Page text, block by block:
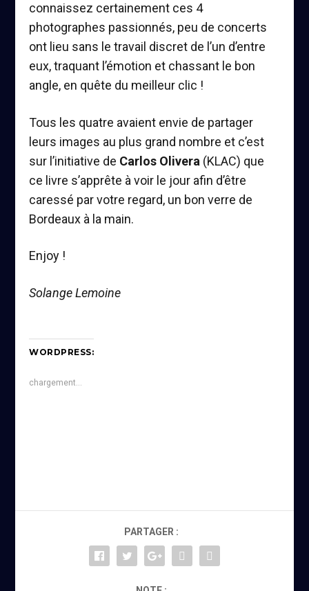
connaissez certainement ces 4
photographes passionnés, peu de concerts
ont lieu sans le travail discret de l’un d’entre
eux, traquant l’émotion et chassant le bon
angle, en quête du meilleur clic !
Tous les quatre avaient envie de partager
leurs images au plus grand nombre et c’est
sur l’initiative de Carlos Olivera (KLAC) que
ce livre s’apprête à voir le jour afin d’être
caressé par votre regard, un bon verre de
Bordeaux à la main.
Enjoy !
Solange Lemoine
WORDPRESS:
chargement…
PARTAGER :